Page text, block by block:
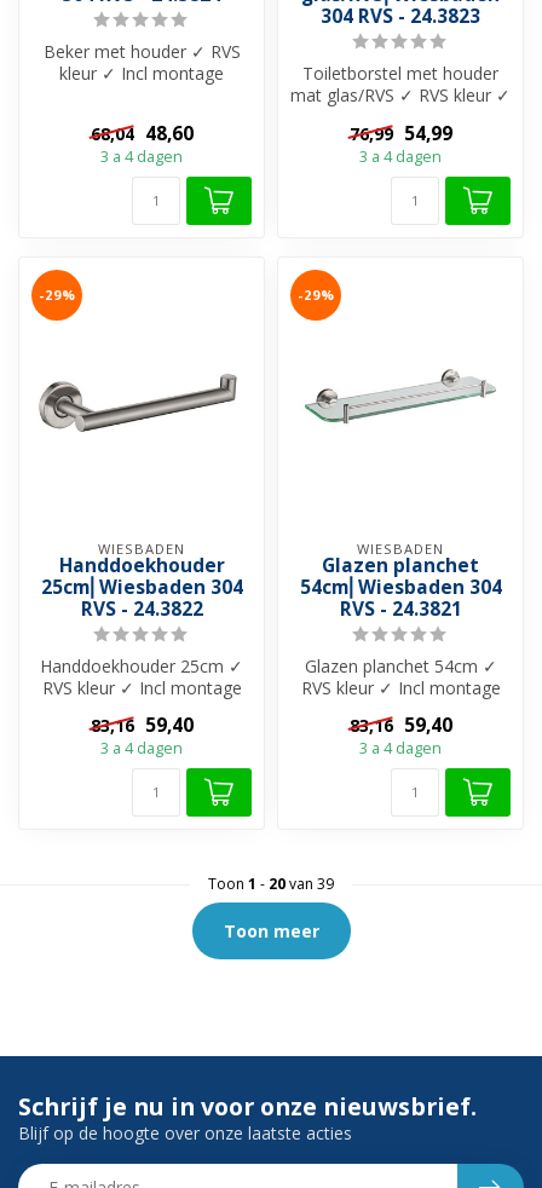
Beker met houder ✓ RVS
kleur ✓ Incl montage
68,04 48,60
3 a 4 dagen
304 RVS - 24.3823
Toiletborstel met houder
mat glas/RVS ✓ RVS kleur ✓
Mat...
76,99 54,99
3 a 4 dagen
-29%
WIESBADEN
Handdoekhouder
25cm⎢Wiesbaden 304
RVS - 24.3822
Handdoekhouder 25cm ✓
RVS kleur ✓ Incl montage
roestvr...
83,16 59,40
3 a 4 dagen
-29%
WIESBADEN
Glazen planchet
54cm⎢Wiesbaden 304
RVS - 24.3821
Glazen planchet 54cm ✓
RVS kleur ✓ Incl montage
roestv...
83,16 59,40
3 a 4 dagen
Toon 1 - 20van 39
Toon meer
Schrijf je nu in voor onze nieuwsbrief.
Blijf op de hoogte over onze laatste acties